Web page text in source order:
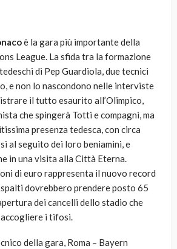
è la gara più importante della
League. La sfida tra la formazione
di Pep Guardiola, due tecnici
e non lo nascondono nelle interviste
il tutto esaurito all’Olimpico,
che spingerà Totti e compagni, ma
presenza tedesca, con circa
al seguito dei loro beniamini, e
in una visita alla Città Eterna.
di euro rappresenta il nuovo record
dovrebbero prendere posto 65
dei cancelli dello stadio che
i tifosi.
della gara, Roma – Bayern